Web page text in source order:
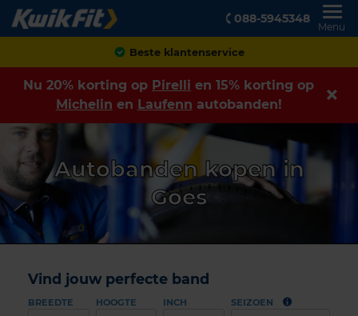
088-5945348
Menu
Achteraf betalen
Nu 20% korting op Pirelli en 15% korting op
Michelin en Laufenn autobanden!
Autobanden kopen in
Goes
Vind jouw perfecte band
BREEDTE HOOGTE INCH SEIZOEN